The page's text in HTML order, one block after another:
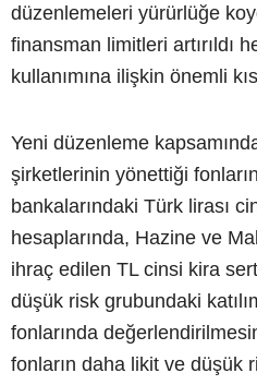
düzenlemeleri yürürlüğe
finansman limitleri artırıldı
kullanımına ilişkin önemli
Yeni düzenleme
şirketlerinin yönettiği
bankalarındaki Türk lirası
hesaplarında, Hazine ve
ihraç edilen TL cinsi kira
düşük risk grubundaki
fonlarında
fonların daha likit ve düşük